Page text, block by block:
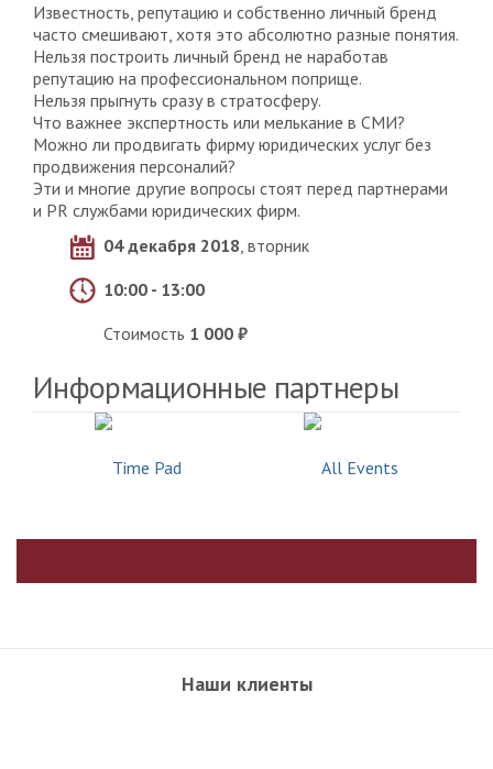
Известность, репутацию и собственно личный бренд
часто смешивают, хотя это абсолютно разные понятия.
Нельзя построить личный бренд не наработав
репутацию на профессиональном поприще.
Нельзя прыгнуть сразу в стратосферу.
Что важнее экспертность или мелькание в СМИ?
Можно ли продвигать фирму юридических услуг без
продвижения персоналий?
Эти и многие другие вопросы стоят перед партнерами
и PR службами юридических фирм.
04 декабря 2018, вторник
10:00 - 13:00
Стоимость 1 000
Информационные партнеры
Наши клиенты